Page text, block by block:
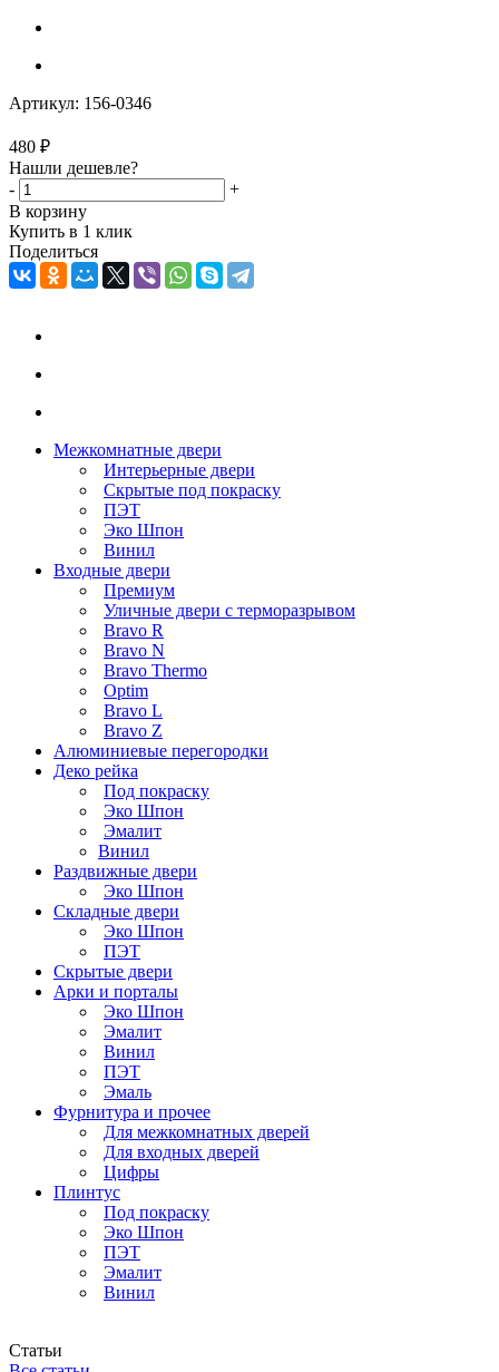
Артикул: 156-0346
480 ₽
Нашли дешевле?
-
+
В корзину
Купить в 1 клик
Поделиться
Межкомнатные двери
Интерьерные двери
Скрытые под покраску
ПЭТ
Эко Шпон
Винил
Входные двери
Премиум
Уличные двери с терморазрывом
Bravo R
Bravo N
Bravo Thermo
Optim
Bravo L
Bravo Z
Алюминиевые перегородки
Деко рейка
Под покраску
Эко Шпон
Эмалит
Винил
Раздвижные двери
Эко Шпон
Складные двери
Эко Шпон
ПЭТ
Скрытые двери
Арки и порталы
Эко Шпон
Эмалит
Винил
ПЭТ
Эмаль
Фурнитура и прочее
Для межкомнатных дверей
Для входных дверей
Цифры
Плинтус
Под покраску
Эко Шпон
ПЭТ
Эмалит
Винил
Статьи